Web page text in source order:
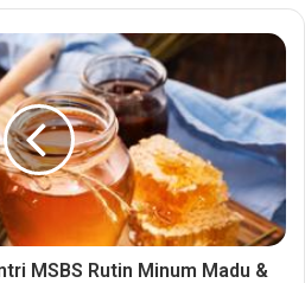
MSBS Rutin Minum Madu &